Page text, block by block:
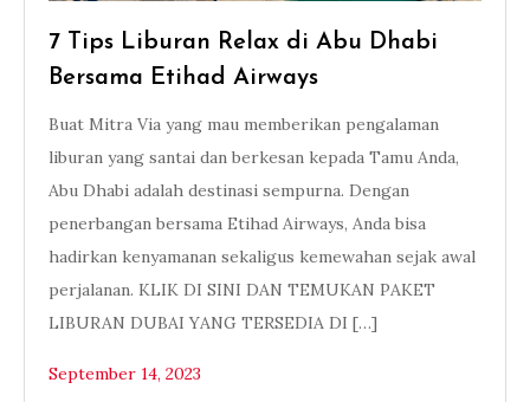
7 Tips Liburan Relax di Abu Dhabi
Bersama Etihad Airways
Buat Mitra Via yang mau memberikan pengalaman
liburan yang santai dan berkesan kepada Tamu Anda,
Abu Dhabi adalah destinasi sempurna. Dengan
penerbangan bersama Etihad Airways, Anda bisa
hadirkan kenyamanan sekaligus kemewahan sejak awal
perjalanan. KLIK DI SINI DAN TEMUKAN PAKET
LIBURAN DUBAI YANG TERSEDIA DI […]
September 14, 2023